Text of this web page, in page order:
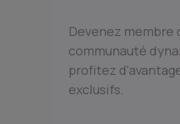
Devenez membre
communauté
profitez
exclusifs.